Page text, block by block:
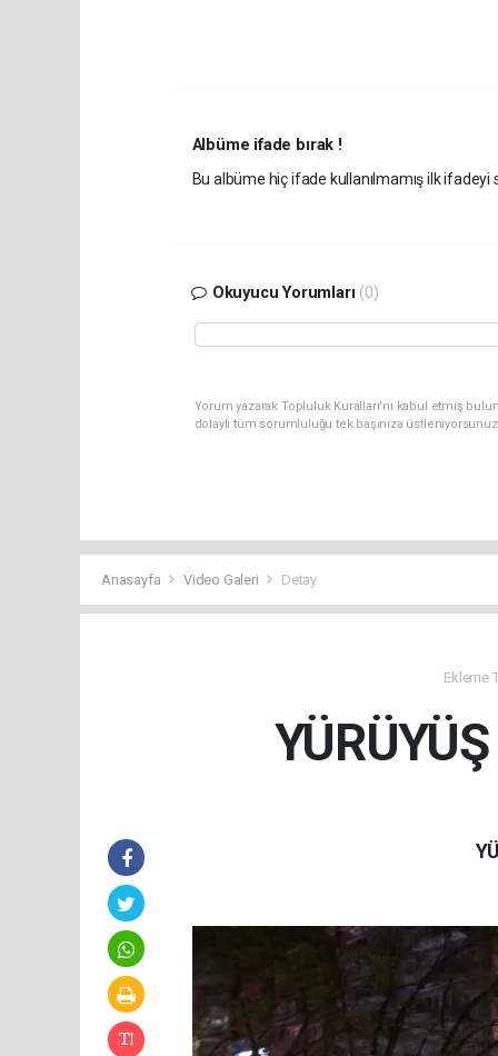
Albüme ifade bırak !
Bu albüme hiç ifade kullanılmamış ilk ifadeyi
Okuyucu Yorumları (0)
Yorum yazarak Topluluk Kuralları’nı kabul etmiş
dolaylı tüm sorumluluğu tek başınıza
Anasayfa Video Galeri Detay
Ekleme